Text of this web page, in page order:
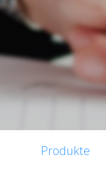
Produkte